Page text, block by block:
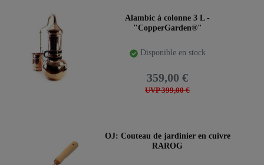
Alambic à colonne 3 L -
"CopperGarden®"
Disponible en stock
UVP 399,00 €
359,00 €
OJ: Couteau de jardinier en cuivre
RAROG